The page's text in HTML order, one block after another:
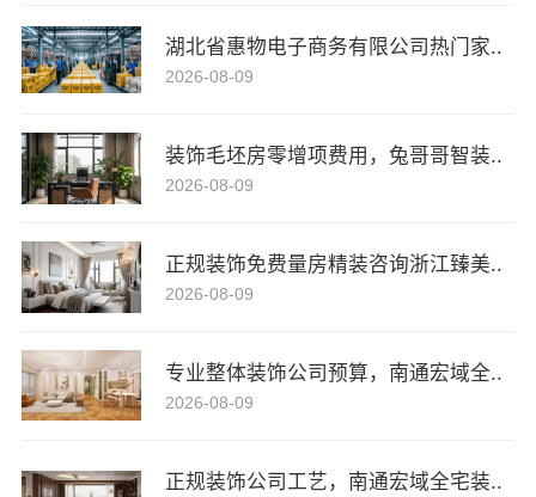
湖北省惠物电子商务有限公司热门家..
2026-08-09
装饰毛坯房零增项费用，兔哥哥智装..
2026-08-09
正规装饰免费量房精装咨询浙江臻美..
2026-08-09
专业整体装饰公司预算，南通宏域全..
2026-08-09
正规装饰公司工艺，南通宏域全宅装..